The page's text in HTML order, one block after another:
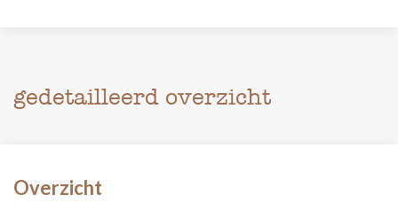
gedetailleerd overzicht
Overzicht